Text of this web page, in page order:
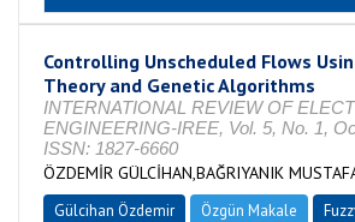
Controlling Unscheduled Flows
Theory and Genetic Algorithms
INTERNATIONAL REVIEW OF
ENGINEERING-IREE, Vol. 5, No. 1,
ISSN: 1827-6660
ÖZDEMİR GÜLCİHAN,BAĞRIYANIK
Gülcihan Özdemir Özgün Makale